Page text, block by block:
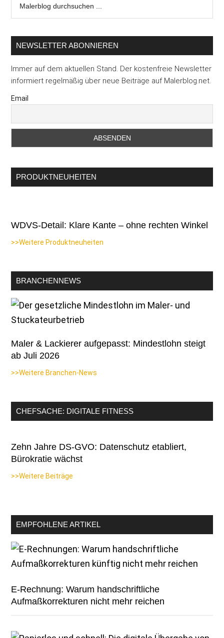
durchsuchen
NEWSLETTER ABONNIEREN
Immer auf dem aktuellen Stand. Der kostenfreie Newsletter
informiert regelmäßig über neue Beiträge auf Malerblog.net.
Email
PRODUKTNEUHEITEN
WDVS-Detail: Klare Kante – ohne rechten Winkel
>>Weitere Produktneuheiten
BRANCHENNEWS
Maler & Lackierer aufgepasst: Mindestlohn steigt
ab Juli 2026
>>Weitere Branchen-News
CHEFSACHE: DIGITALE FITNESS
Zehn Jahre DS-GVO: Datenschutz etabliert,
Bürokratie wächst
>>Weitere Beiträge
EMPFOHLENE ARTIKEL
E-Rechnung: Warum handschriftliche
Aufmaßkorrekturen nicht mehr reichen